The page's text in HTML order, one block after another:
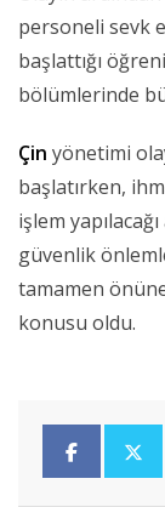
personeli sevk
başlattığı
bölümlerinde
Çin yönetimi
başlatırken,
işlem
güvenlik
tamamen
konusu oldu.